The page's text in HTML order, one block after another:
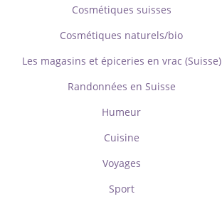
Cosmétiques suisses
Cosmétiques naturels/bio
Les magasins et épiceries en vrac (Suisse)
Randonnées en Suisse
Humeur
Cuisine
Voyages
Sport